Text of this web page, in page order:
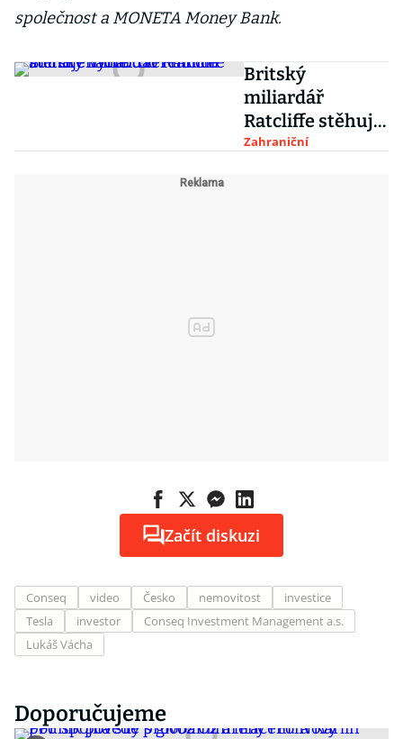
společnost a MONETA Money Bank.
Britský
miliardář
Ratcliffe stěhuje
výrobu
Zahraniční
Začít diskuzi
Conseq video Česko nemovitost
investice
Tesla
investor
Conseq Investment Management a.s.
Lukáš Vácha
Doporučujeme